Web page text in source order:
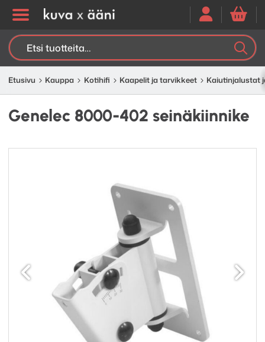
Etsi:
Etusivu Kauppa Kotihifi Kaapelit ja tarvikkeet Kaiutinjalustat
Genelec 8000-402 seinäkiinnike